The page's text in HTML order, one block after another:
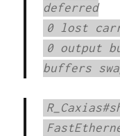
deferred
0 lost
0 output
buffers